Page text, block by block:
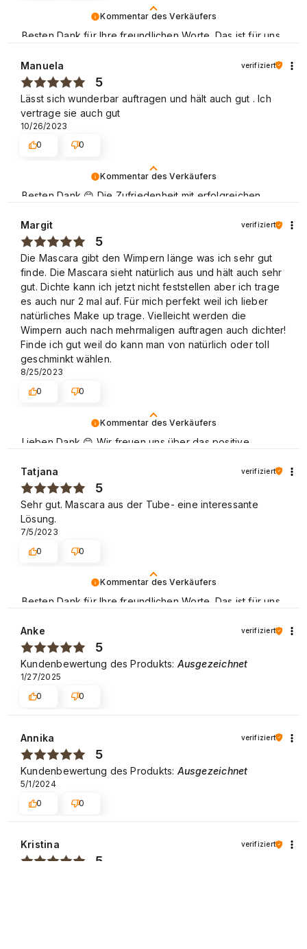
Kommentar des Verkäufers
Besten Dank für Ihre freundlichen Worte. Das ist für uns
machen. Mit freundlichen Grüßen.
Kommentar des Verkäufers
Besten Dank 😊 Die Zufriedenheit mit erfolgreichen
Grüße
Manuela verifiziert
5
Lässt sich wunderbar auftragen und hält auch gut . Ich
vertrage sie auch gut
10/26/2023
0
0
Kommentar des Verkäufers
Lieben Dank 😊 Wir freuen uns über das positive
uns einkaufen. Beste Grüße
Margit verifiziert
5
Die Mascara gibt den Wimpern länge was ich sehr gut
finde. Die Mascara sieht natürlich aus und hält auch sehr
gut. Dichte kann ich jetzt nicht feststellen aber ich trage
es auch nur 2 mal auf. Für mich perfekt weil ich lieber
natürliches Make up trage. Vielleicht werden die
Wimpern auch nach mehrmaligen auftragen auch dichter!
Finde ich gut weil do kann man von natürlich oder toll
geschminkt wählen.
8/25/2023
0
0
Kommentar des Verkäufers
Besten Dank für Ihre freundlichen Worte. Das ist für uns
machen. Mit freundlichen Grüßen.
Tatjana verifiziert
5
Sehr gut. Mascara aus der Tube- eine interessante
Lösung.
7/5/2023
0
0
Anke verifiziert
5
Kundenbewertung des Produkts: Ausgezeichnet
1/27/2025
0
0
Annika verifiziert
5
Kundenbewertung des Produkts: Ausgezeichnet
5/1/2024
0
0
Kristina verifiziert
5